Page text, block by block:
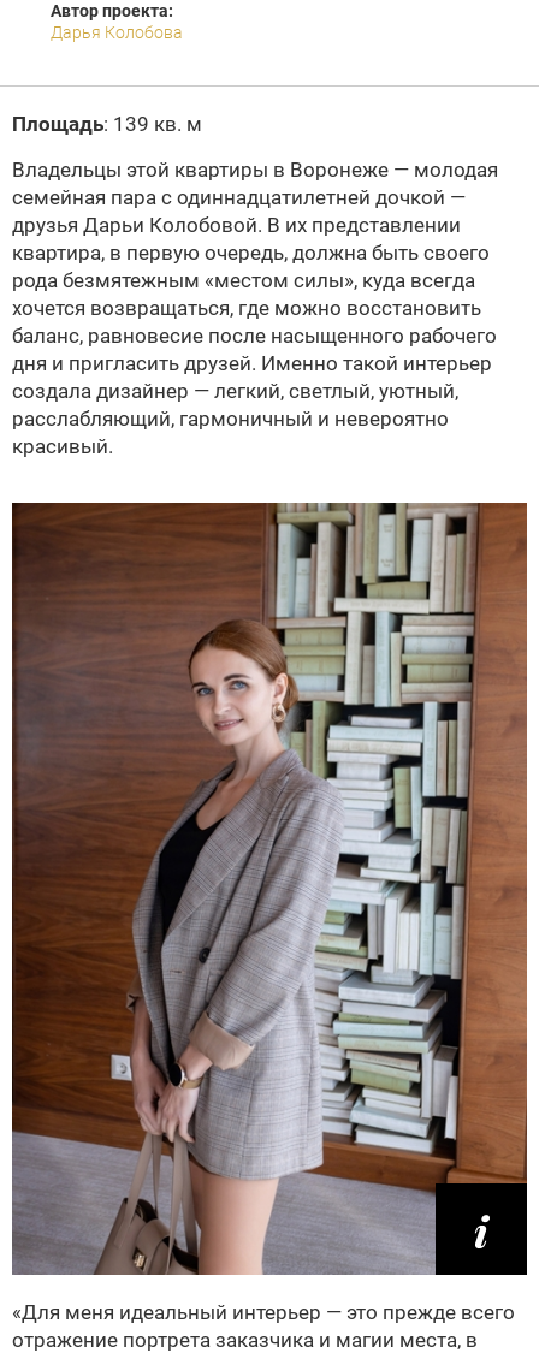
Автор проекта:
Дарья Колобова
Площадь: 139 кв. м
Владельцы этой квартиры в Воронеже — молодая
семейная пара с одиннадцатилетней дочкой —
друзья Дарьи Колобовой. В их представлении
квартира, в первую очередь, должна быть своего
рода безмятежным «местом силы», куда всегда
хочется возвращаться, где можно восстановить
баланс, равновесие после насыщенного рабочего
дня и пригласить друзей. Именно такой интерьер
создала дизайнер — легкий, светлый, уютный,
расслабляющий, гармоничный и невероятно
красивый.
«Для меня идеальный интерьер — это прежде всего
отражение портрета заказчика и магии места, в